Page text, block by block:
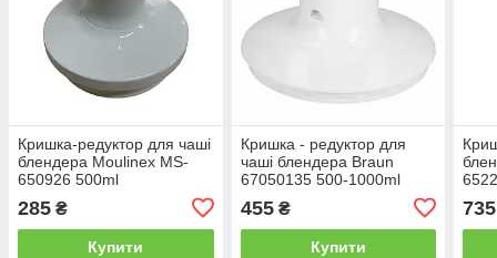
Кришка-редуктор для чаші
блендера Moulinex MS-
650926 500ml
285 ₴
Купити
Кришка - редуктор для
чаші блендера Braun
67050135 500-1000ml
455₴
Купити
735